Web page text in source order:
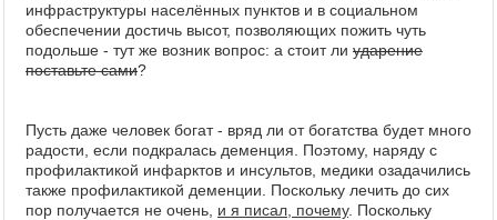
инфраструктуры населённых пунктов и в социальном
обеспечении достичь высот, позволяющих пожить чуть
подольше - тут же возник вопрос: а стоит ли ударение
поставьте сами?
Пусть даже человек богат - вряд ли от богатства будет много
радости, если подкралась деменция. Поэтому, наряду с
профилактикой инфарктов и инсультов, медики озадачились
также профилактикой деменции. Поскольку лечить до сих
пор получается не очень, и я писал, почему. Поскольку